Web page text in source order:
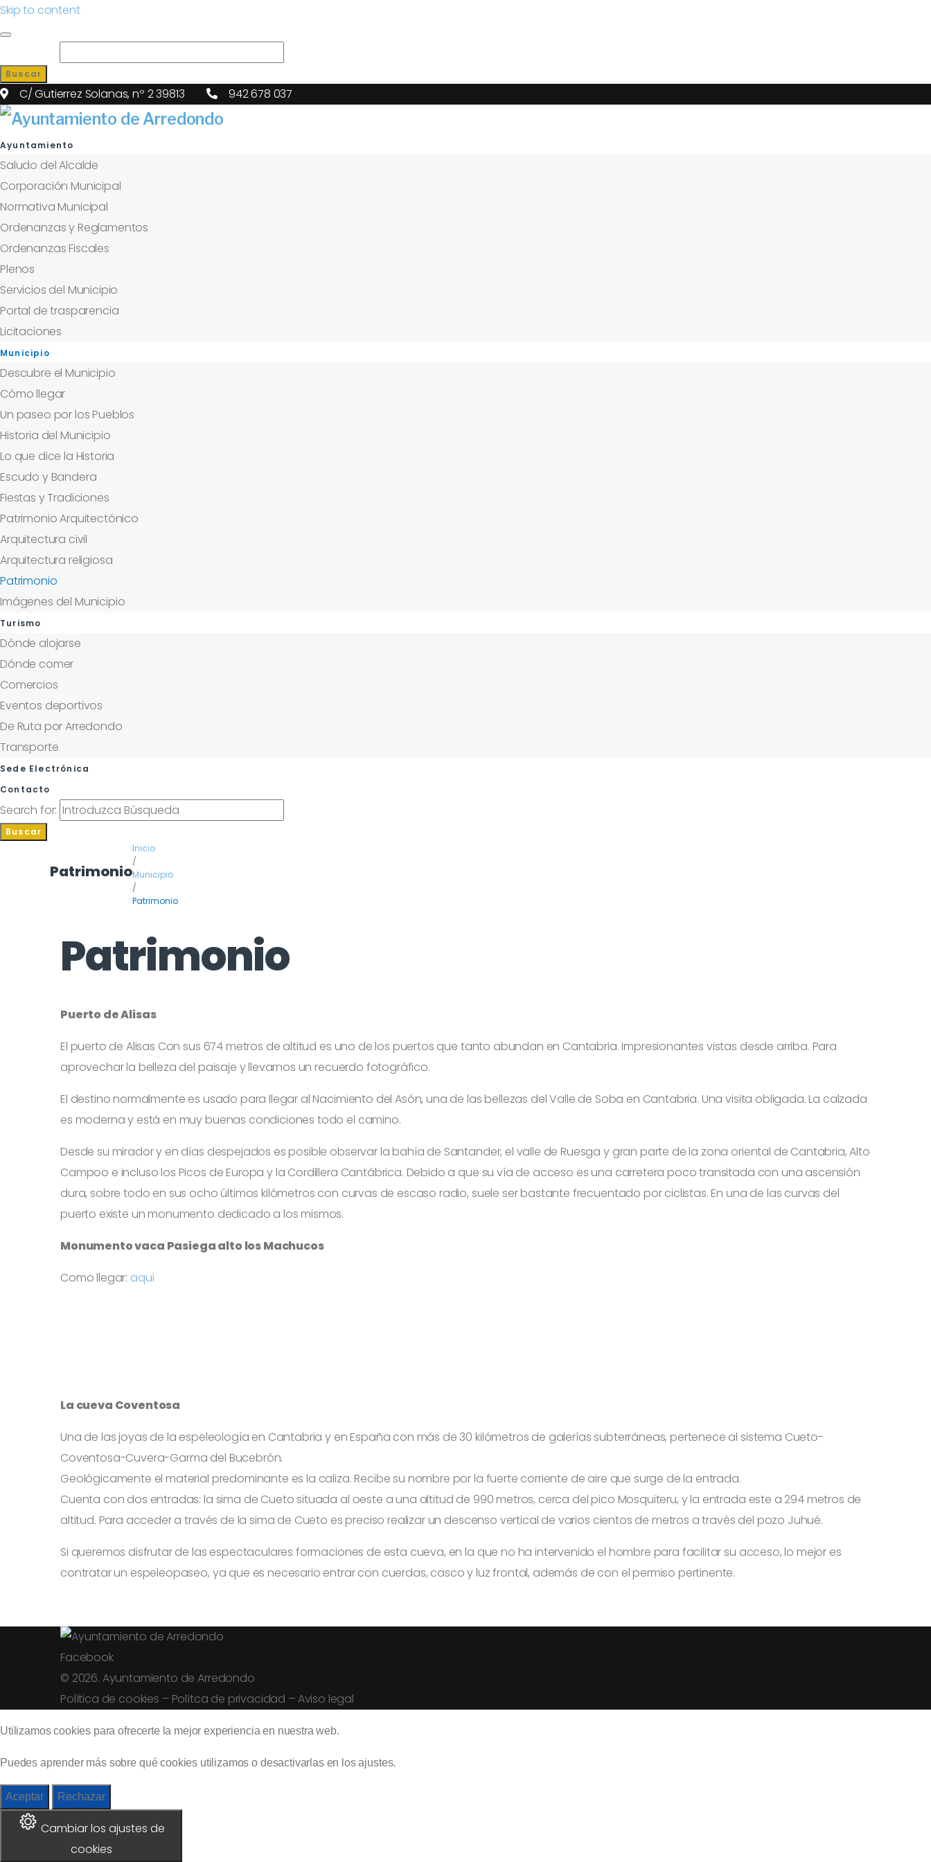
Skip to content
Buscar
C/ Gutierrez Solanas, nº 2 39813 942 678 037
Ayuntamiento
Saludo del Alcalde
Corporación Municipal
Normativa Municipal
Ordenanzas y Reglamentos
Ordenanzas Fiscales
Plenos
Servicios del Municipio
Portal de trasparencia
Licitaciones
Municipio
Descubre el Municipio
Cómo llegar
Un paseo por los Pueblos
Historia del Municipio
Lo que dice la Historia
Escudo y Bandera
Fiestas y Tradiciones
Patrimonio Arquitectónico
Arquitectura civil
Arquitectura religiosa
Patrimonio
Imágenes del Municipio
Turismo
Dónde alojarse
Dónde comer
Comercios
Eventos deportivos
De Ruta por Arredondo
Transporte
Sede Electrónica
Contacto
Search for:
Buscar
Patrimonio
Inicio
/
Municipio
/
Patrimonio
Patrimonio
Puerto de Alisas
El puerto de Alisas Con sus 674 metros de altitud es uno de los puertos que tanto abundan en Cantabria. Impresionantes vistas desde arriba. Para
aprovechar la belleza del paisaje y llevarnos un recuerdo fotográfico.
El destino normalmente es usado para llegar al Nacimiento del Asón, una de las bellezas del Valle de Soba en Cantabria. Una visita obligada. La calzada
es moderna y está en muy buenas condiciones todo el camino.
Desde su mirador y en días despejados es posible observar la bahía de Santander, el valle de Ruesga y gran parte de la zona oriental de Cantabria, Alto
Campoo e incluso los Picos de Europa y la Cordillera Cantábrica. Debido a que su vía de acceso es una carretera poco transitada con una ascensión
dura, sobre todo en sus ocho últimos kilómetros con curvas de escaso radio, suele ser bastante frecuentado por ciclistas. En una de las curvas del
puerto existe un monumento dedicado a los mismos.
Monumento vaca Pasiegaalto los Machucos
Como llegar: aquí
La cueva Coventosa
Una de las joyas de la espeleología en Cantabria y en España con más de 30 kilómetros de galerías subterráneas, pertenece al sistema Cueto-
Coventosa-Cuvera-Garma del Bucebrón.
Geológicamente el material predominante es la caliza. Recibe su nombre por la fuerte corriente de aire que surge de la entrada.
Cuenta con dos entradas: la sima de Cueto situada al oeste a una altitud de 990 metros, cerca del pico Mosquiteru, y la entrada este a 294 metros de
altitud. Para acceder a través de la sima de Cueto es preciso realizar un descenso vertical de varios cientos de metros a través del pozo Juhué.
Si queremos disfrutar de las espectaculares formaciones de esta cueva, en la que no ha intervenido el hombre para facilitar su acceso, lo mejor es
contratar un espeleopaseo, ya que es necesario entrar con cuerdas, casco y luz frontal, además de con el permiso pertinente.
Facebook
© 2026. Ayuntamiento de Arredondo
Política de cookies – Polítca de privacidad –Aviso legal
Utilizamos cookies para ofrecerte la mejor experiencia en nuestra web.
Puedes aprender más sobre qué cookies utilizamos o desactivarlas en losajustes.
Aceptar Rechazar
Cambiar los ajustes de
cookies